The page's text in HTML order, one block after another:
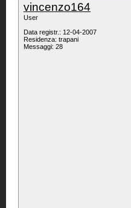
vincenzo164
User
Data registr.: 12-04-2007
Residenza: trapani
Messaggi: 28